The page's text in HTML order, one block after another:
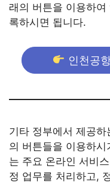
래의 버튼을 이용하
록하시면 됩니다.
인천공
기타 정부에서 제공
의 버튼들을 이용하
는 주요 온라인 서비
정 업무를 처리하고,